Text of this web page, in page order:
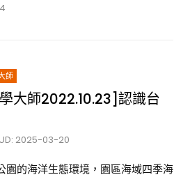
4
師
大師2022.10.23]認識台
2025-03-20
園的海洋生態環境，園區海域四季海